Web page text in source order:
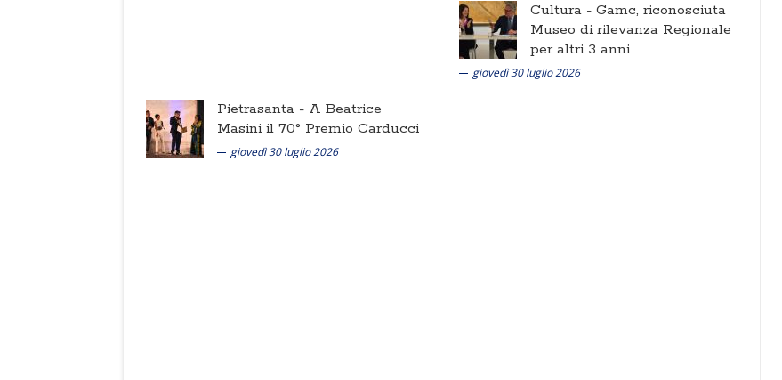
Cultura - Gamc, riconosciuta
Museo di rilevanza Regionale
per altri 3 anni
giovedì 30 luglio 2026
Pietrasanta - A Beatrice
Masini il 70° Premio Carducci
giovedì 30 luglio 2026